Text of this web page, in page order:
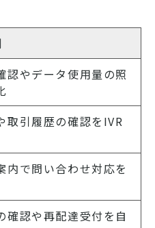
認やデータ使用量の照
取引履歴の確認をIVR
内で問い合わせ対応を
確認や再配達受付を自